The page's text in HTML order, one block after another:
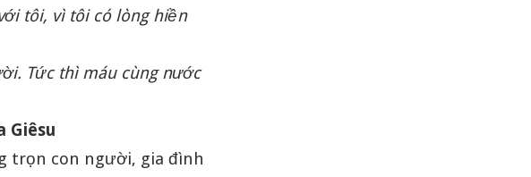
tôi, vì tôi có lòng hiền
Tức thì máu cùng nước
Giêsu
trọn con người, gia đình